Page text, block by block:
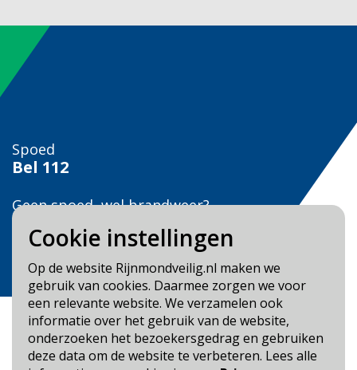
Cookie instellingen
Op de website Rijnmondveilig.nl maken we
gebruik van cookies. Daarmee zorgen we voor
een relevante website. We verzamelen ook
informatie over het gebruik van de website,
onderzoeken het bezoekersgedrag en gebruiken
deze data om de website te verbeteren. Lees alle
Spoed
Bel 112
Geen spoed, wel brandweer?
Bel
Veilig Leven?
Bel 0900-8387